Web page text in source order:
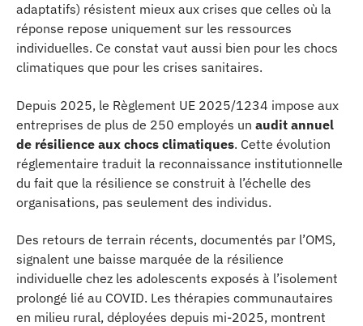
adaptatifs) résistent mieux aux crises que celles où la
réponse repose uniquement sur les ressources
individuelles. Ce constat vaut aussi bien pour les chocs
climatiques que pour les crises sanitaires.
Depuis 2025, le Règlement UE 2025/1234 impose aux
entreprises de plus de 250 employés un audit annuel
de résilience aux chocs climatiques. Cette évolution
réglementaire traduit la reconnaissance institutionnelle
du fait que la résilience se construit à l’échelle des
organisations, pas seulement des individus.
Des retours de terrain récents, documentés par l’OMS,
signalent une baisse marquée de la résilience
individuelle chez les adolescents exposés à l’isolement
prolongé lié au COVID. Les thérapies communautaires
en milieu rural, déployées depuis mi-2025, montrent